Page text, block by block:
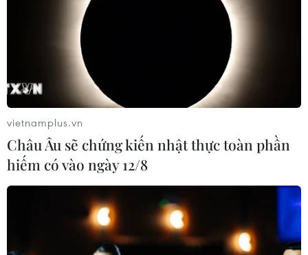
Giới chức bang cho biết khoảng 14,3 triệu người trong
tổng số khoảng 29 triệu cư dân bang đang trong tình
trạng thiếu nước sạch do băng tuyết phủ dày trong đợt
bão tuyết lịch sử ở khu vực này.
vietnamplus.vn
Châu Âu sẽ chứng kiến nhật thực toàn phần
hiếm có vào ngày 12/8